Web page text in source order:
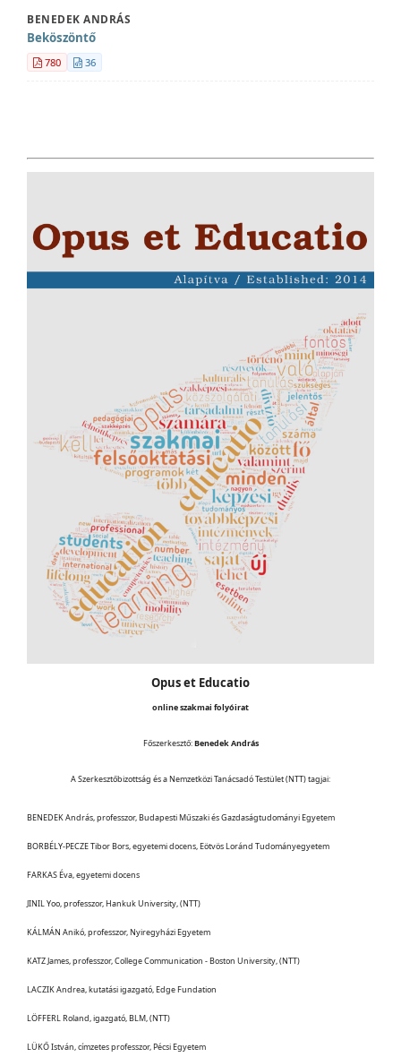
BENEDEK ANDRÁS
Beköszöntő
780 36
Opus et Educatio
online szakmai folyóirat
Főszerkesztő:Benedek András
A Szerkesztőbizottság és a Nemzetközi Tanácsadó Testület (NTT) tagjai:
BENEDEK András, professzor, Budapesti Műszaki és Gazdaságtudományi Egyetem
BORBÉLY-PECZE Tibor Bors, egyetemi docens, Eötvös Loránd Tudományegyetem
FARKAS Éva, egyetemi docens
JINIL Yoo, professzor, Hankuk University, (NTT)
KÁLMÁN Anikó, professzor, Nyiregyházi Egyetem
KATZ James, professzor, College Communication - Boston University, (NTT)
LACZIK Andrea, kutatási igazgató, Edge Fundation
LÖFFERL Roland, igazgató, BLM, (NTT)
LÜKŐ István, címzetes professzor, Pécsi Egyetem